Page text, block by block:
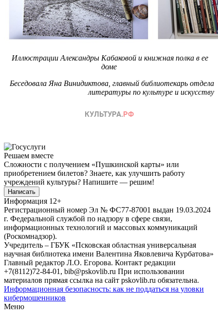
Иллюстрации Александры Кабаковой и книжная полка в ее
доме
Беседовала Яна Винидиктова, главный библиотекарь отдела
литературы по культуре и искусству
Решаем вместе
Сложности с получением «Пушкинской карты» или
приобретением билетов? Знаете, как улучшить работу
учреждений культуры? Напишите — решим!
Написать
Информация 12+
Регистрационный номер Эл № ФС77-87001 выдан 19.03.2024
г. Федеральной службой по надзору в сфере связи,
информационных технологий и массовых коммуникаций
(Роскомнадзор).
Учредитель – ГБУК «Псковская областная универсальная
научная библиотека имени Валентина Яковлевича Курбатова»
Главный редактор Л.О. Егорова. Контакт редакции
+7(8112)72-84-01, bib@pskovlib.ru При использовании
материалов прямая ссылка на сайт pskovlib.ru обязательна.
Информационная безопасность: как не поддаться на уловки
кибермошенников
Меню